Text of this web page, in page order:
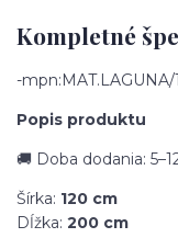
Kompletné
-
Popis produktu
🚚 Doba dodania:
Šírka: 120 cm
Dĺžka: 200 cm